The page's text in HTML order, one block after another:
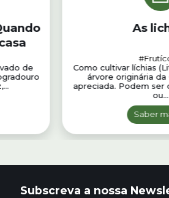
de
As
Como cultivar líchias
árvore originária da
apreciada. Podem ser
ou...
Saber
Subscreva a nossa